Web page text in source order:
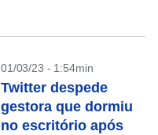
01/03/23 - 1:54min
Twitter despede
gestora que dormiu
no escritório após